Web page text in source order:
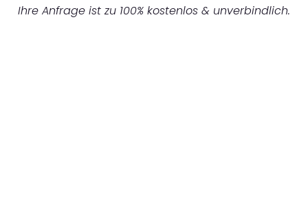
Ihre Anfrage ist zu 100% kostenlos & unverbindlich.